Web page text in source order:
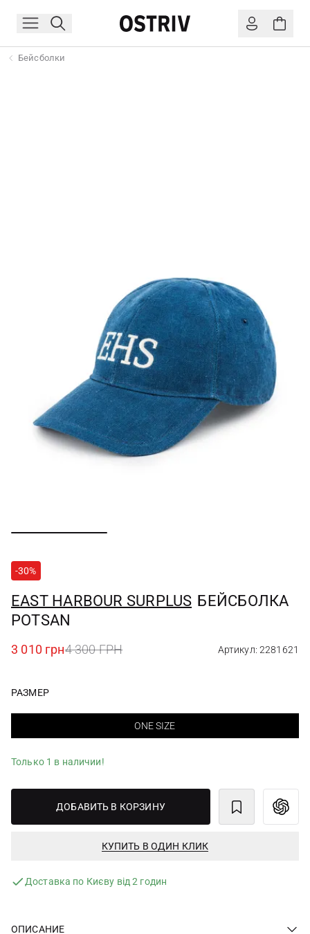
Бейсболки
-30%
EAST HARBOUR SURPLUS БЕЙСБОЛКА
POTSAN
3 010 грн4 300 ГРН Артикул: 2281621
РАЗМЕР
ONE SIZE
Только 1 в наличии!
ДОБАВИТЬ В КОРЗИНУ
КУПИТЬ В ОДИН КЛИК
Доставка по Києву від 2 годин
ОПИСАНИЕ